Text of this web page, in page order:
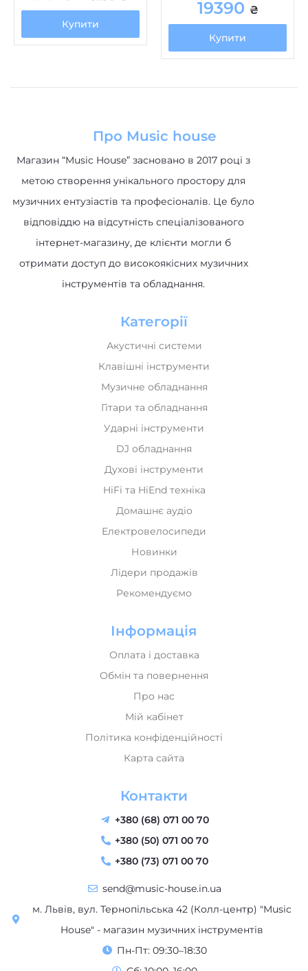
Купити
19390 ₴
Купити
Про Music house
Магазин “Music House” засновано в 2017 році з
метою створення унікального простору для
музичних ентузіастів та професіоналів. Це було
відповіддю на відсутність спеціалізованого
інтернет-магазину, де клієнти могли б
отримати доступ до високоякісних музичних
інструментів та обладнання.
Категорії
Акустичні системи
Клавішні інструменти
Музичне обладнання
Гітари та обладнання
Ударні інструменти
DJ обладнання
Духові інструменти
HiFi та HiEnd техніка
Домашнє аудіо
Електровелосипеди
Новинки
Лідери продажів
Рекомендуємо
Інформація
Оплата і доставка
Обмін та повернення
Про нас
Мій кабінет
Політика конфіденційності
Карта сайта
Контакти
+380 (68) 071 00 70
+380 (50) 071 00 70
+380 (73) 071 00 70
send@music-house.in.ua
м. Львів, вул. Тернопільська 42 (Колл-центр) "Music
House" - магазин музичних інструментів
Пн-Пт: 09:30–18:30